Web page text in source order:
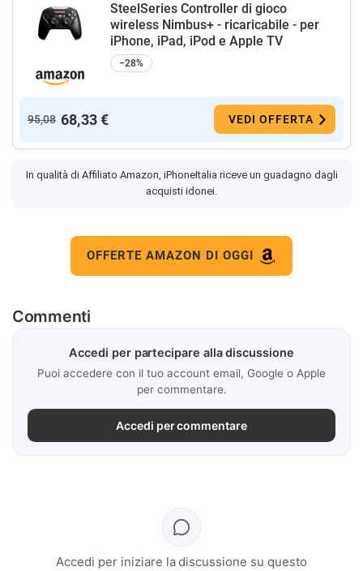
SteelSeries Controller di gioco
wireless Nimbus+ - ricaricabile - per
iPhone, iPad, iPod e Apple TV
−28%
95,08 68,33 € VEDI OFFERTA
In qualità di Affiliato Amazon, iPhoneItalia riceve un guadagno dagli
acquisti idonei.
OFFERTE AMAZON DI OGGI
Commenti
Accedi per partecipare alla discussione
Puoi accedere con il tuo account email, Google o Apple
per commentare.
Accedi per commentare
Accedi per iniziare la discussione su questo